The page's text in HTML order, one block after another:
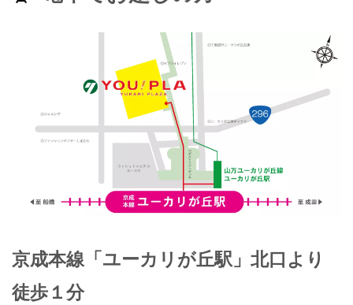
京成本線「ユーカリが丘駅」北口より
徒歩１分